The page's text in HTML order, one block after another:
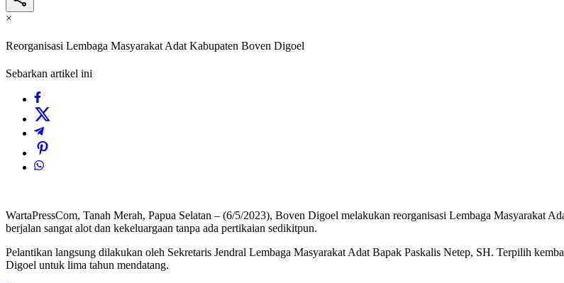
×
Reorganisasi Lembaga Masyarakat Adat Kabupaten Boven Digoel
Sebarkan artikel ini
WartaPressCom, Tanah Merah, Papua Selatan – (6/5/2023), Boven Digoel melakukan reorganisasi Lembaga
berjalan sangat alot dan kekeluargaan tanpa ada pertikaian sedikitpun.
Pelantikan langsung dilakukan oleh Sekretaris Jendral Lembaga Masyarakat Adat Bapak Paskalis Netep, SH. Terpilih
Digoel untuk lima tahun mendatang.